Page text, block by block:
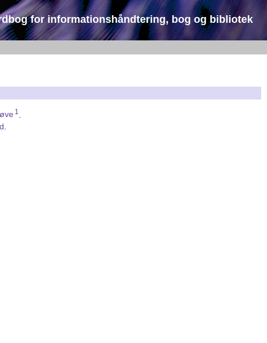
for informationshåndtering, bog og bibliotek
1